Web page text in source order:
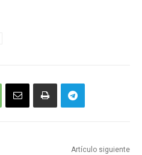
Artículo siguiente